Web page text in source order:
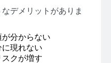
デメリットがありま
分からない
現れない
クが増す